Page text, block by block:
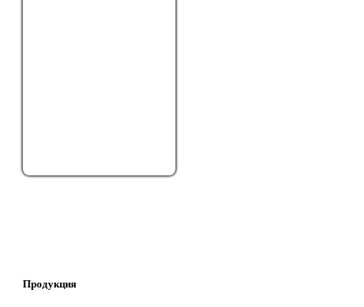
Продукция